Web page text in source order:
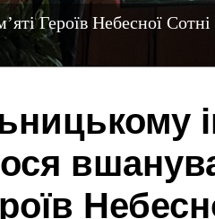
Героїв Небесної